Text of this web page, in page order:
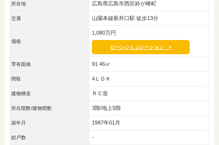
所在地 広島県広島市西区鈴が峰町
交通 山陽本線新井口駅 徒歩13分
価格
1,080万円
ローンシミュレーション >
専有面積 91.46㎡
間取 4ＬＤＫ
建物構造 ＲＣ造
所在階数/建物階数 3階/地上5階
築年月 1987年01月
総戸数 -